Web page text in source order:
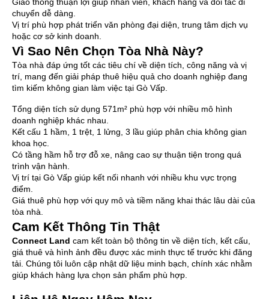
Giao thông thuận lợi giúp nhân viên, khách hàng và đối tác di
chuyển dễ dàng.
Vị trí phù hợp phát triển văn phòng đại diện, trung tâm dịch vụ
hoặc cơ sở kinh doanh.
Vì Sao Nên Chọn Tòa Nhà Này?
Tòa nhà đáp ứng tốt các tiêu chí về diện tích, công năng và vị
trí, mang đến giải pháp thuê hiệu quả cho doanh nghiệp đang
tìm kiếm không gian làm việc tại Gò Vấp.
Tổng diện tích sử dụng 571m² phù hợp với nhiều mô hình
doanh nghiệp khác nhau.
Kết cấu 1 hầm, 1 trệt, 1 lửng, 3 lầu giúp phân chia không gian
khoa học.
Có tầng hầm hỗ trợ đỗ xe, nâng cao sự thuận tiện trong quá
trình vận hành.
Vị trí tại Gò Vấp giúp kết nối nhanh với nhiều khu vực trọng
điểm.
Giá thuê phù hợp với quy mô và tiềm năng khai thác lâu dài của
tòa nhà.
Cam Kết Thông Tin Thật
Connect Land cam kết toàn bộ thông tin về diện tích, kết cấu,
giá thuê và hình ảnh đều được xác minh thực tế trước khi đăng
tải. Chúng tôi luôn cập nhật dữ liệu minh bạch, chính xác nhằm
giúp khách hàng lựa chọn sản phẩm phù hợp.